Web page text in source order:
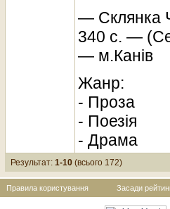
— Склянка
340 с. —
— м.Канів
Жанр:
- Проза
- Поезія
- Драма
Результат: 1-10 (всього 172)
Правила користування Засади